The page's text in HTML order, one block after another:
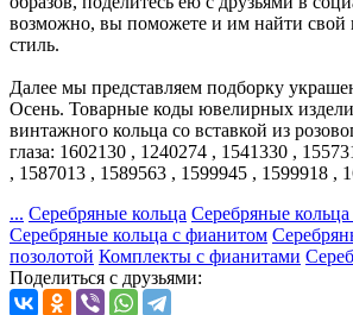
возможно, вы поможете и им найти свой
стиль.
Далее мы представляем подборку
Осень. Товарные коды ювелирных
винтажного кольца со вставкой из
глаза: 1602130 , 1240274 , 1541330 ,
, 1587013 , 1589563 , 1599945 , 1599918 ,
... Серебряные кольца Серебряные
Серебряные кольца с фианитом
позолотой Комплекты с фианитами
Поделиться с друзьями: